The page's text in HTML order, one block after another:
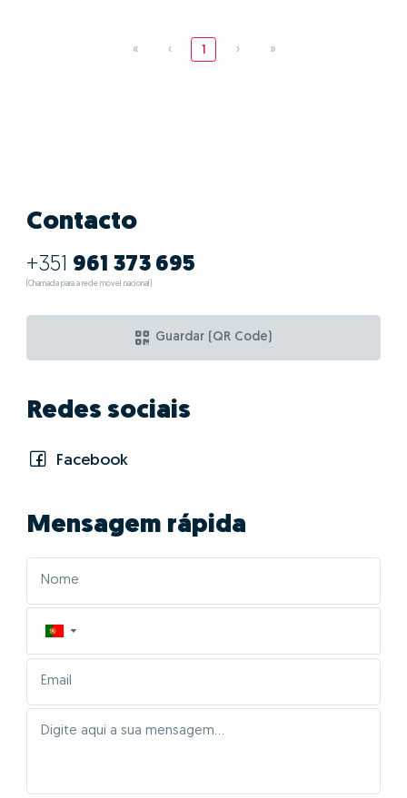
« ‹ 1 › »
Contacto
+351 961 373 695
(Chamada para a rede móvel nacional)
Guardar (QR Code)
Redes sociais
Facebook
Mensagem rápida
▼